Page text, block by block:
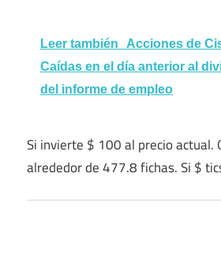
Leer también
Acciones de
Caídas en el día anterior al
del informe de empleo
Si invierte $ 100 al precio actual.
alrededor de 477.8 fichas. Si $